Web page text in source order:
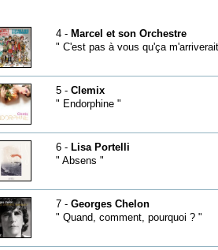
4 - Marcel et son Orchestre
" C'est pas à vous qu'ça
5 - Clemix
" Endorphine "
6 - Lisa Portelli
" Absens "
7 - Georges Chelon
" Quand, comment, pourquoi ? "